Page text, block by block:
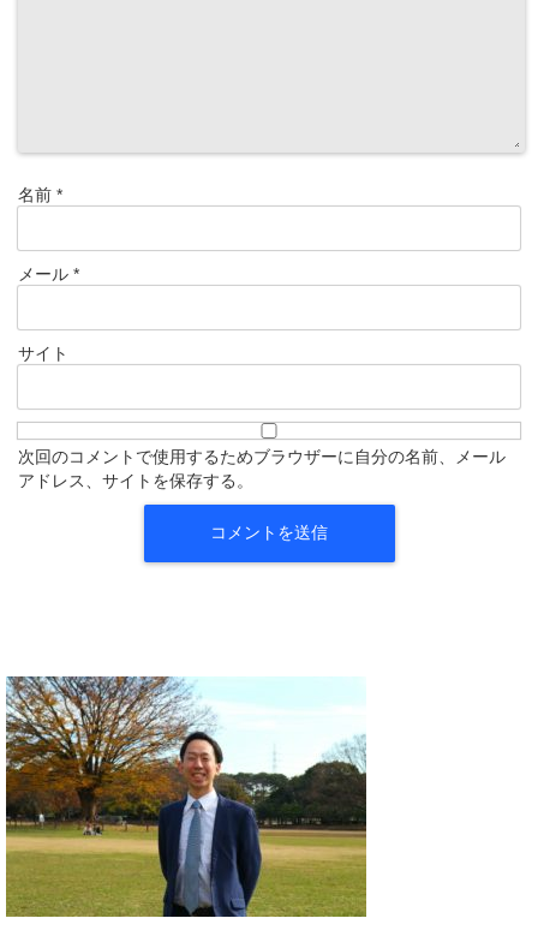
名前 *
メール *
サイト
次回のコメントで使用するためブラウザーに自分の名前、メール
アドレス、サイトを保存する。